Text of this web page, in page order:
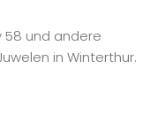
58 und andere
in Winterthur.